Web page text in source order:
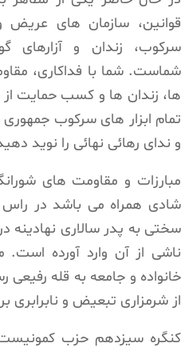
قوانین، سازمان های
سرکوب، زندان و آزارهای
شماست. شما با فداکاری،
ها، زندان ها و کسب حمایت از
تمام ابزار های سرکوب
و ندای رهائی نهائی را نوید
مبارزات و مقاومت های
شادی همراه می باشد در راس
سختی به پدر سالاری نهادینه
ناشی از آن وارد آورده است.
خانواده و جامعه به قله
از شرمزاری تبعیض و
کنگره سیزدهم حزب